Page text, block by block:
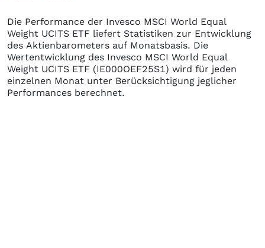
Die Performance der Invesco MSCI World Equal
Weight UCITS ETF liefert Statistiken zur Entwicklung
des Aktienbarometers auf Monatsbasis. Die
Wertentwicklung des Invesco MSCI World Equal
Weight UCITS ETF (IE000OEF25S1) wird für jeden
einzelnen Monat unter Berücksichtigung jeglicher
Performances berechnet.